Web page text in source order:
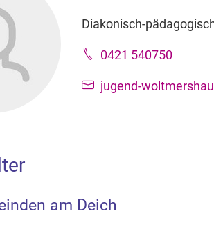
Diakonisch-
0421 540750
jugend-
am Deich